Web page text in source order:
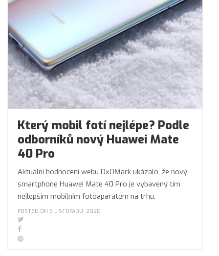
Který mobil fotí nejlépe? Podle
odborníků nový Huawei Mate
40 Pro
Aktuální hodnocení webu DxOMark ukázalo, že nový
smartphone Huawei Mate 40 Pro je vybavený tím
nejlepším mobilním fotoaparátem na trhu.
POSTED ON 5 LISTOPADU, 2020